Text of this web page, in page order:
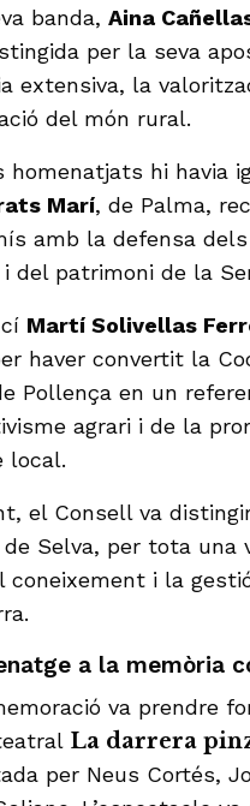
banda,Aina
per la seva
extensiva, la
del món rural.
homenatjats hi havia
Marí, de Palma,
amb la defensa
del patrimoni de la
Martí Solivellas
haver convertit la
Pollença en un
agrari i de la
local.
el Consell va
de Selva, per tota una
coneixement i la
a la memòria
va prendre
La darrera
per Neus Cortés,